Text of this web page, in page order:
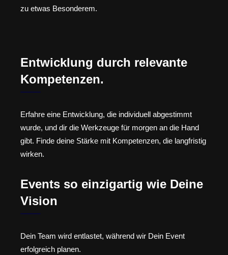
zu etwas Besonderem.
Entwicklung durch relevante
Kompetenzen.
Erfahre eine Entwicklung, die individuell abgestimmt
wurde, und dir die Werkzeuge für morgen an die Hand
gibt. Finde deine Stärke mit Kompetenzen, die langfristig
wirken.
Events so einzigartig wie Deine
Vision
Dein Team wird entlastet, während wir Dein Event
erfolgreich planen.